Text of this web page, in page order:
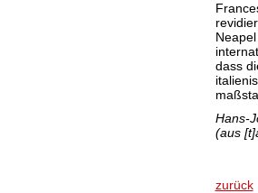
dass
Hans-
(aus
zurück